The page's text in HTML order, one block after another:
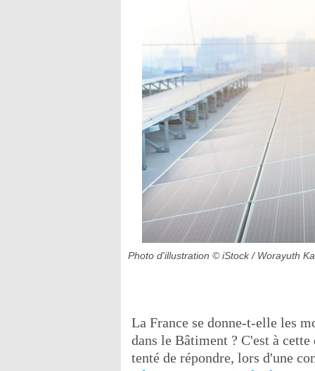
Photo d'illustration © iStock / Worayuth
La France se donne-t-elle les
dans le Bâtiment ? C'est à
tenté de répondre, lors d'une